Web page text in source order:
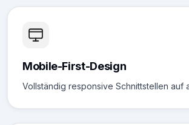
Mobile-First-Design
Vollständig responsive Schnittstellen auf